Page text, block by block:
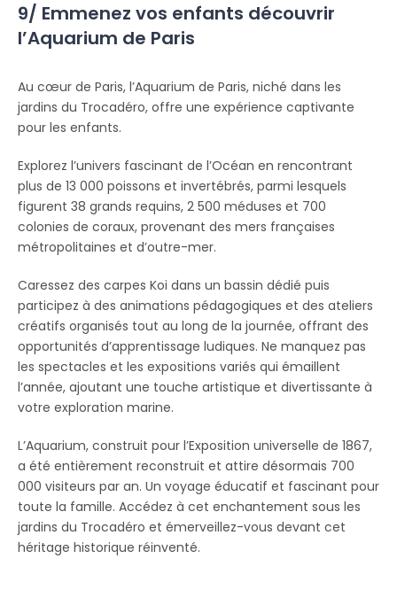
9/ Emmenez vos enfants découvrir
l’Aquarium de Paris
Au cœur de Paris, l’Aquarium de Paris, niché dans les
jardins du Trocadéro, offre une expérience captivante
pour les enfants.
Explorez l’univers fascinant de l’Océan en rencontrant
plus de 13 000 poissons et invertébrés, parmi lesquels
figurent 38 grands requins, 2 500 méduses et 700
colonies de coraux, provenant des mers françaises
métropolitaines et d’outre-mer.
Caressez des carpes Koi dans un bassin dédié puis
participez à des animations pédagogiques et des ateliers
créatifs organisés tout au long de la journée, offrant des
opportunités d’apprentissage ludiques. Ne manquez pas
les spectacles et les expositions variés qui émaillent
l’année, ajoutant une touche artistique et divertissante à
votre exploration marine.
L’Aquarium, construit pour l’Exposition universelle de 1867,
a été entièrement reconstruit et attire désormais 700
000 visiteurs par an. Un voyage éducatif et fascinant pour
toute la famille. Accédez à cet enchantement sous les
jardins du Trocadéro et émerveillez-vous devant cet
héritage historique réinventé.